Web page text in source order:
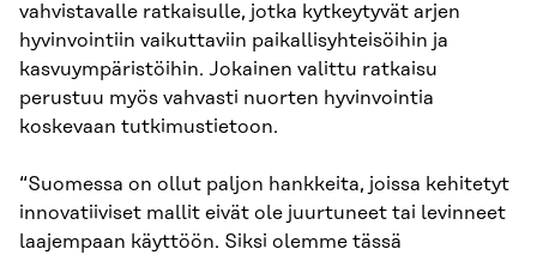
vahvistavalle ratkaisulle, jotka kytkeytyvät arjen
hyvinvointiin vaikuttaviin paikallisyhteisöihin ja
kasvuympäristöihin. Jokainen valittu ratkaisu
perustuu myös vahvasti nuorten hyvinvointia
koskevaan tutkimustietoon.
“Suomessa on ollut paljon hankkeita, joissa kehitetyt
innovatiiviset mallit eivät ole juurtuneet tai levinneet
laajempaan käyttöön. Siksi olemme tässä